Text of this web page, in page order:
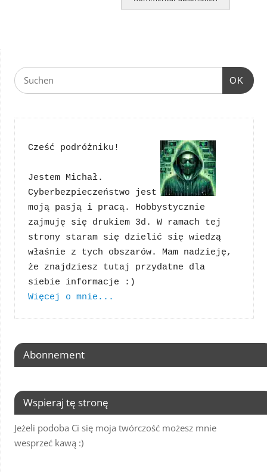
OK
Cześć podróżniku!
Jestem Michał.
Cyberbezpieczeństwo jest
moją pasją i pracą. Hobbystycznie
zajmuję się drukiem 3d. W ramach tej
strony staram się dzielić się wiedzą
właśnie z tych obszarów. Mam nadzieję,
że znajdziesz tutaj przydatne dla
Więcej o mnie...
Abonnement
Wspieraj tę stronę
Jeżeli podoba Ci się moja twórczość możesz mnie
wesprzeć kawą :)